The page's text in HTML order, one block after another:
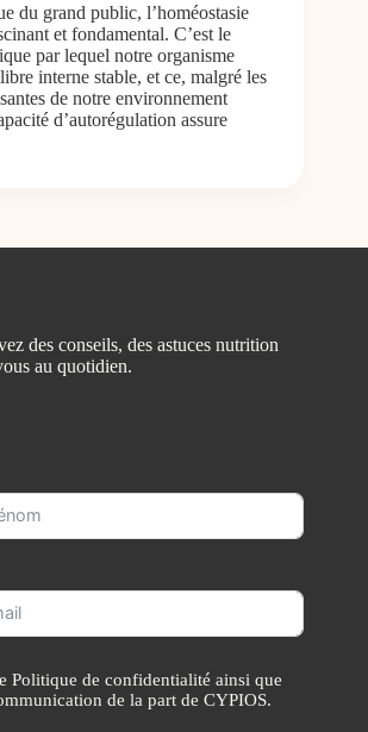
du grand public, l’homéostasie
et fondamental. C’est le
par lequel notre organisme
interne stable, et ce, malgré les
de notre environnement
d’autorégulation assure
des conseils, des astuces nutrition
au quotidien.
Politique de confidentialité ainsi que
de la part de CYPIOS.